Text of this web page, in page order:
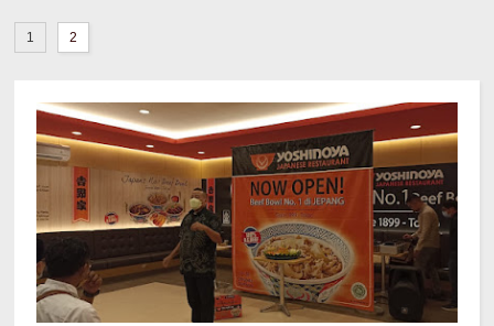
1 2